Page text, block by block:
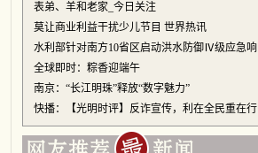
表弟、羊和老家_今日关注
莫让商业利益干扰少儿节目 世界热讯
水利部针对南方10省区启动洪水防御Ⅳ级应急响
全球即时：粽香迎端午
南京：“长江明珠”释放“数字魅力”
快播：【光明时评】反诈宣传，利在全民重在行